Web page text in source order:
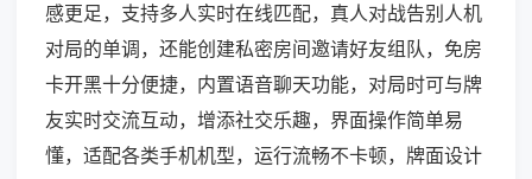
感更足，支持多人实时在线匹配，真人对战告别人机
对局的单调，还能创建私密房间邀请好友组队，免房
卡开黑十分便捷，内置语音聊天功能，对局时可与牌
友实时交流互动，增添社交乐趣，界面操作简单易
懂，适配各类手机机型，运行流畅不卡顿，牌面设计